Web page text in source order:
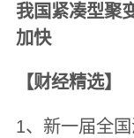
我国紧凑型聚
加快
【财经精选】
1、新一届全